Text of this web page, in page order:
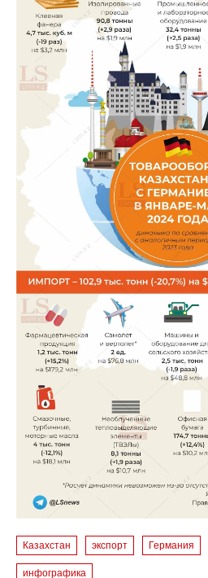
Казахстан экспорт Германия
инфографика